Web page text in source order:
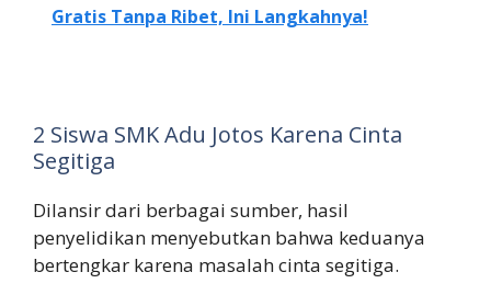
Gratis Tanpa Ribet, Ini Langkahnya!
2 Siswa SMK Adu Jotos Karena Cinta
Segitiga
Dilansir dari berbagai sumber, hasil
penyelidikan menyebutkan bahwa keduanya
bertengkar karena masalah cinta segitiga.